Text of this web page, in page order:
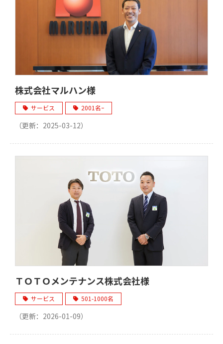
株式会社マルハン様
サービス 2001名ｰ
（更新： 2025-03-12）
ＴＯＴＯメンテナンス株式会社様
サービス 501-1000名
（更新： 2026-01-09）